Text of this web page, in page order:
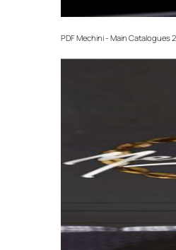
PDFMechini - Main Catalogues